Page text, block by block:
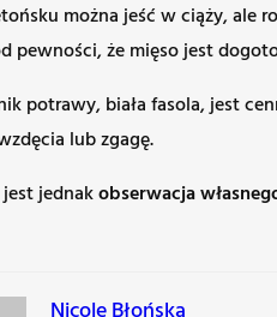
można jeść w ciąży, ale
pewności, że mięso jest
potrawy, biała fasola, jest
lub zgagę.
jednakobserwacja